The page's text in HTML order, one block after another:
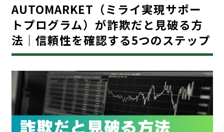
AUTOMARKET（ミライ実現サポー
トプログラム）が詐欺だと見破る方
法｜信頼性を確認する5つのステップ